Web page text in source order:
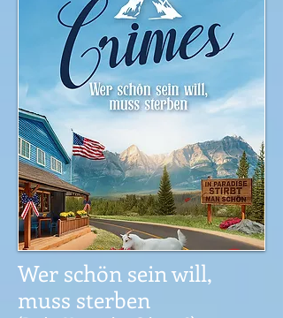
Wer schön sein will,
muss sterben